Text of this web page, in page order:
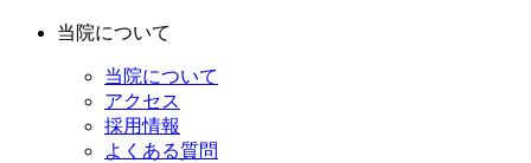
当院について
当院について
アクセス
採用情報
よくある質問